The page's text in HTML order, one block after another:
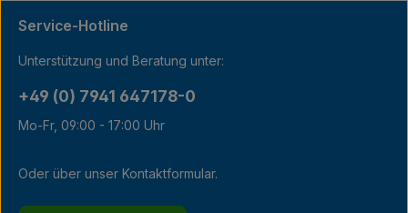
Service-Hotline
Unterstützung und Beratung unter:
+49 (0) 7941 647178-0
Mo-Fr, 09:00 - 17:00 Uhr
Oder über unser Kontaktformular.